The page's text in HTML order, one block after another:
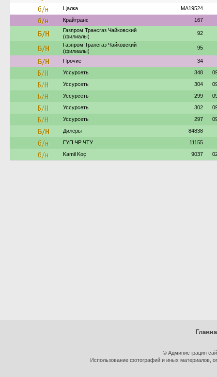
б/н Цалка MA19524
б/н Крайтранс 167
Б/Н
Газпром Трансгаз Чайковский
(филиалы)
92
Б/Н
Газпром Трансгаз Чайковский
(филиалы)
95
Б/Н Прочие 34
Б/Н Уссурсеть 348
Б/Н Уссурсеть 304
Б/Н Уссурсеть 299
Б/Н Уссурсеть 302
Б/Н Уссурсеть 297
Б/Н Дилеры 84838
б/н ГУП ЧР ЧТУ 11155
б/н Kamil Koç 9037
© Администрация
Использование фотографий и иных материалов,